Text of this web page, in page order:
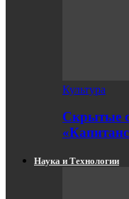
Культура
Скрытые
Наука и Технологии